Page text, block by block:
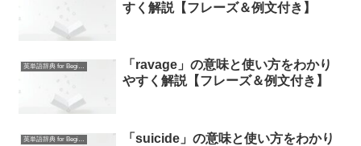
すく解説【フレーズ＆例文付き】
英単語辞典 for Beginners
「ravage」の意味と使い方をわかり
やすく解説【フレーズ＆例文付き】
英単語辞典 for Beginners
「suicide」の意味と使い方をわかり